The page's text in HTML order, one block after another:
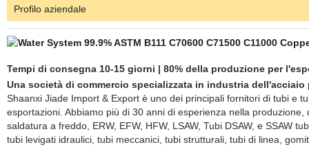
Profilo aziendale
Tempi di consegna 10-15 giorni | 80% della produzione per
Una società di commercio specializzata in industria dell'acciaio
Shaanxi Jiade Import & Export è uno dei principali fornitori di tubi e
esportazioni. Abbiamo più di 30 anni di esperienza nella
saldatura a freddo, ERW, EFW, HFW, LSAW, Tubi DSAW, e SSAW
tubi levigati idraulici, tubi meccanici, tubi strutturali, tubi di linea,